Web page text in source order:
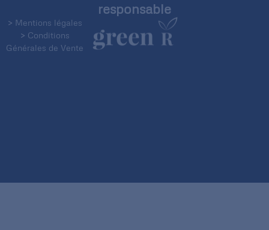
> Mentions légales
> Conditions
Générales de Vente
responsable